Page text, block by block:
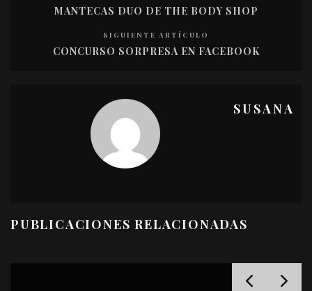
MANTECAS DUO DE THE BODY SHOP
SIGUIENTE ARTÍCULO
CONCURSO SORPRESA EN FACEBOOK
SUSANA
PUBLICACIONES RELACIONADAS